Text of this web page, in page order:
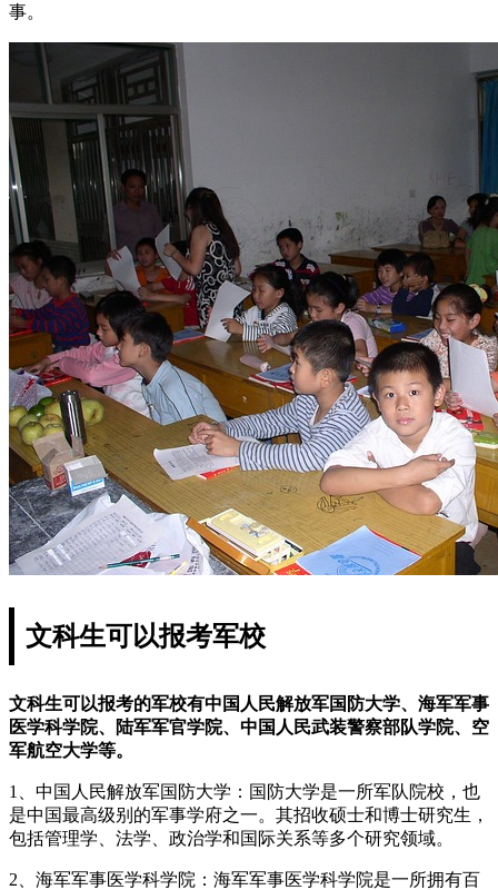
事。
文科生可以报考军校
文科生可以报考的军校有中国人民解放军国防大学、海军军事
医学科学院、陆军军官学院、中国人民武装警察部队学院、空
军航空大学等。
1、中国人民解放军国防大学：国防大学是一所军队院校，也
是中国最高级别的军事学府之一。其招收硕士和博士研究生，
包括管理学、法学、政治学和国际关系等多个研究领域。
2、海军军事医学科学院：海军军事医学科学院是一所拥有百